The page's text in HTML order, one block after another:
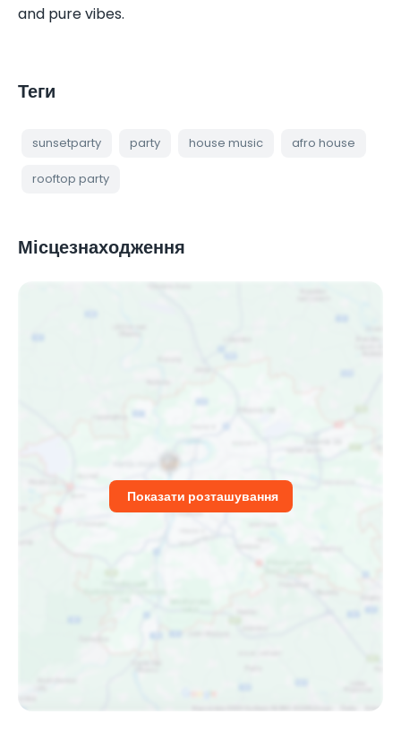
and pure vibes.
Теги
sunsetparty party house music afro house
rooftop party
Місцезнаходження
Показати розташування